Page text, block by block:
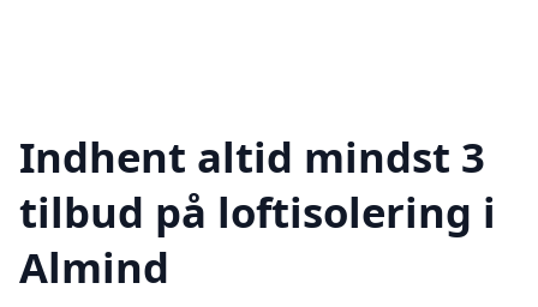
Indhent altid mindst 3
tilbud på loftisolering i
Almind